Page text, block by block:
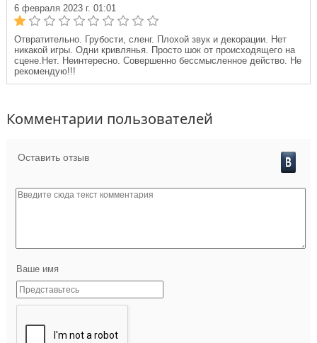
6 февраля 2023 г. 01:01
Отвратительно. Грубости, сленг. Плохой звук и декорации. Нет
никакой игры. Одни кривлянья. Просто шок от происходящего на
сцене.Нет. Неинтересно. Совершенно бессмысленное действо. Не
рекомендую!!!
Комментарии пользователей
Оставить отзыв
Ваше имя